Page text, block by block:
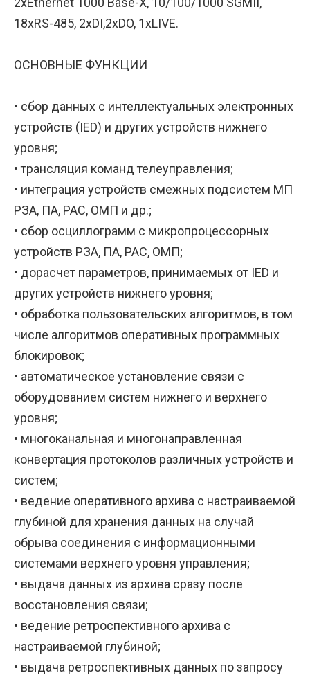
18xRS-485, 2xDI,2xDO, 1xLIVE.
ОСНОВНЫЕ ФУНКЦИИ
• сбор данных с интеллектуальных электронных
устройств (IED) и других устройств нижнего
уровня;
• трансляция команд телеуправления;
• интеграция устройств смежных подсистем МП
РЗА, ПА, РАС, ОМП и др.;
• сбор осциллограмм с микропроцессорных
устройств РЗА, ПА, РАС, ОМП;
• дорасчет параметров, принимаемых от IED и
других устройств нижнего уровня;
• обработка пользовательских алгоритмов, в том
числе алгоритмов оперативных программных
блокировок;
• автоматическое установление связи с
оборудованием систем нижнего и верхнего
уровня;
• многоканальная и многонаправленная
конвертация протоколов различных устройств и
систем;
• ведение оперативного архива с настраиваемой
глубиной для хранения данных на случай
обрыва соединения с информационными
системами верхнего уровня управления;
• выдача данных из архива сразу после
восстановления связи;
• ведение ретроспективного архива с
настраиваемой глубиной;
• выдача ретроспективных данных по запросу